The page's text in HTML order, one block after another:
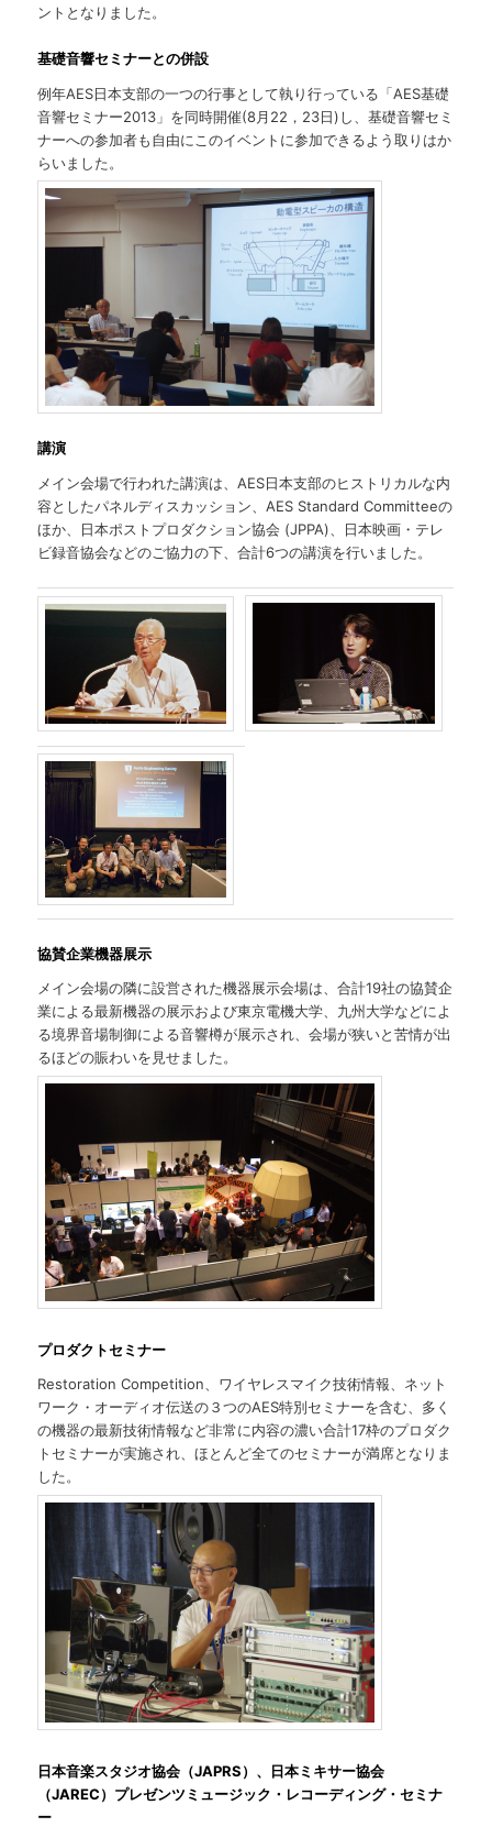
ントとなりました。
基礎音響セミナーとの併設
例年AES日本支部の一つの行事として執り行っている「AES基礎
音響セミナー2013」を同時開催(8月22，23日)し、基礎音響セミ
ナーへの参加者も自由にこのイベントに参加できるよう取りはか
らいました。
講演
メイン会場で行われた講演は、AES日本支部のヒストリカルな内
容としたパネルディスカッション、AES Standard Committeeの
ほか、日本ポストプロダクション協会 (JPPA)、日本映画・テレ
ビ録音協会などのご協力の下、合計6つの講演を行いました。
協賛企業機器展示
メイン会場の隣に設営された機器展示会場は、合計19社の協賛企
業による最新機器の展示および東京電機大学、九州大学などによ
る境界音場制御による音響樽が展示され、会場が狭いと苦情が出
るほどの賑わいを見せました。
プロダクトセミナー
Restoration Competition、ワイヤレスマイク技術情報、ネット
ワーク・オーディオ伝送の３つのAES特別セミナーを含む、多く
の機器の最新技術情報など非常に内容の濃い合計17枠のプロダク
トセミナーが実施され、ほとんど全てのセミナーが満席となりま
した。
日本音楽スタジオ協会（JAPRS）、日本ミキサー協会
（JAREC）プレゼンツミュージック・レコーディング・セミナ
ー